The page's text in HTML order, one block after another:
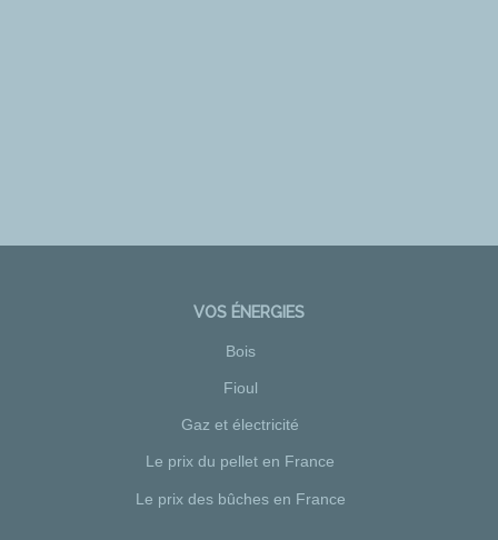
VOS ÉNERGIES
Bois
Fioul
Gaz et électricité
Le prix du pellet en France
Le prix des bûches en France